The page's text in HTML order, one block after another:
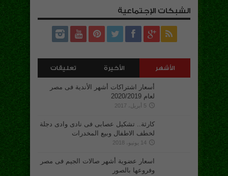
الشبكات الإجتماعية
الأشهر الأخيرة تعليقات
أسعار اشتراكات أشهر الأندية فى مصر
لعام 2020/2019
5 أبريل، 2017
كارثة.. تشكيل عصابى فى نادى وادى دجلة
لخطف الاطفال وبيع المخدرات
14 يونيو، 2018
اسعار عضوية أشهر صالات الجيم فى مصر
وفروعها بالصور